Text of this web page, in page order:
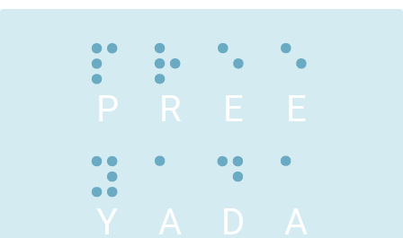
P R E E
Y A D A